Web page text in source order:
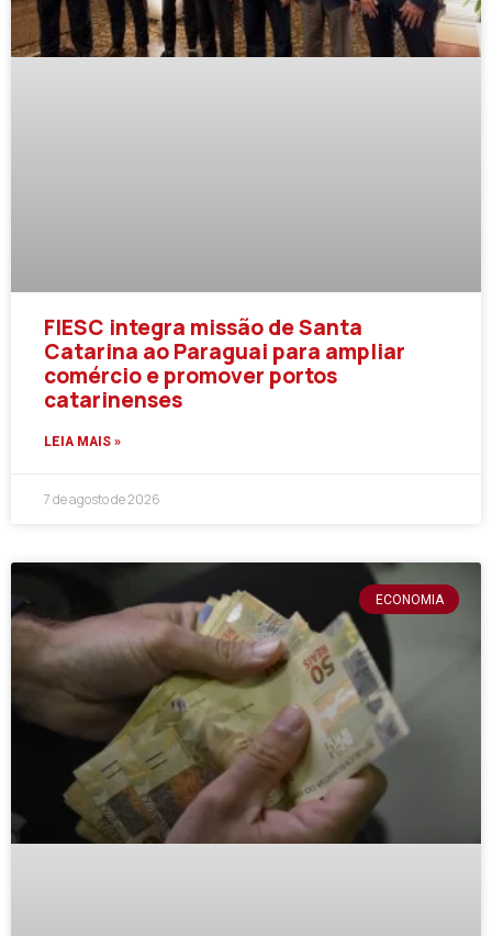
FIESC integra missão de Santa
Catarina ao Paraguai para ampliar
comércio e promover portos
catarinenses
LEIA MAIS »
7 de agosto de 2026
ECONOMIA